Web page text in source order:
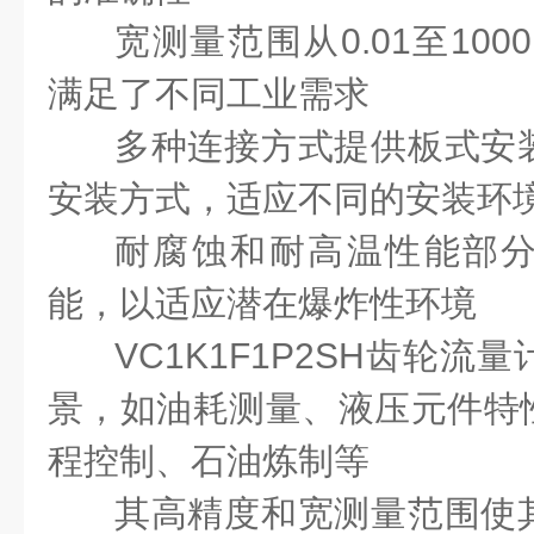
宽测量范围从0.01至
满足了不同工业需求
多种连接方式提供板式安
安装方式，适应不同的安装环
耐腐蚀和耐高温性能部
能，以适应潜在爆炸性环境
VC1K1F1P2SH齿轮流量
景，如油耗测量、液压元件
程控制、石油炼制等
其高精度和宽测量范围使